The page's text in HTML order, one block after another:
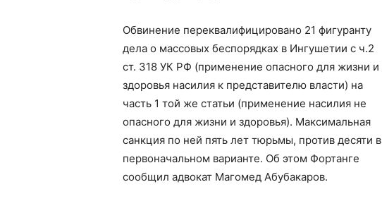
Обвинение переквалифицировано 21 фигуранту
дела о массовых беспорядках в Ингушетии с ч.2
ст. 318 УК РФ (применение опасного для жизни и
здоровья насилия к представителю власти) на
часть 1 той же статьи (применение насилия не
опасного для жизни и здоровья). Максимальная
санкция по ней пять лет тюрьмы, против десяти в
первоначальном варианте. Об этом Фортанге
сообщил адвокат Магомед Абубакаров.